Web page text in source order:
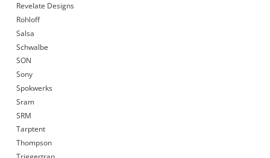
Revelate Designs
Rohloff
Salsa
Schwalbe
SON
Sony
Spokwerks
Sram
SRM
Tarptent
Thompson